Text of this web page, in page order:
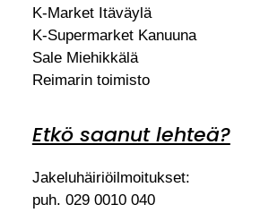
K-Market Itäväylä
K-Supermarket Kanuuna
Sale Miehikkälä
Reimarin toimisto
Etkö saanut lehteä?
Jakeluhäiriöilmoitukset:
puh. 029 0010 040